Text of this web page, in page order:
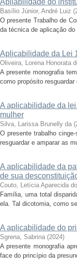
Apliabilidade do
Basílio Júnior, André Luiz (
O presente Trabalho de
da técnica de aplicação do
Aplicabilidade da Lei
Oliveira, Lorena Honorata
A presente monografia
como propósito
A aplicabilidade da
mulher
Silva, Larissa Brunelly da (
O presente trabalho
resguardar e amparar as
A aplicabilidade da
de sua
Couto, Letícia Aparecida do
Família, uma total
ela. Tal dicotomia, como
A aplicabilidade do
Sgrena, Sabrina (2024)
A presente monografia
face do princípio da